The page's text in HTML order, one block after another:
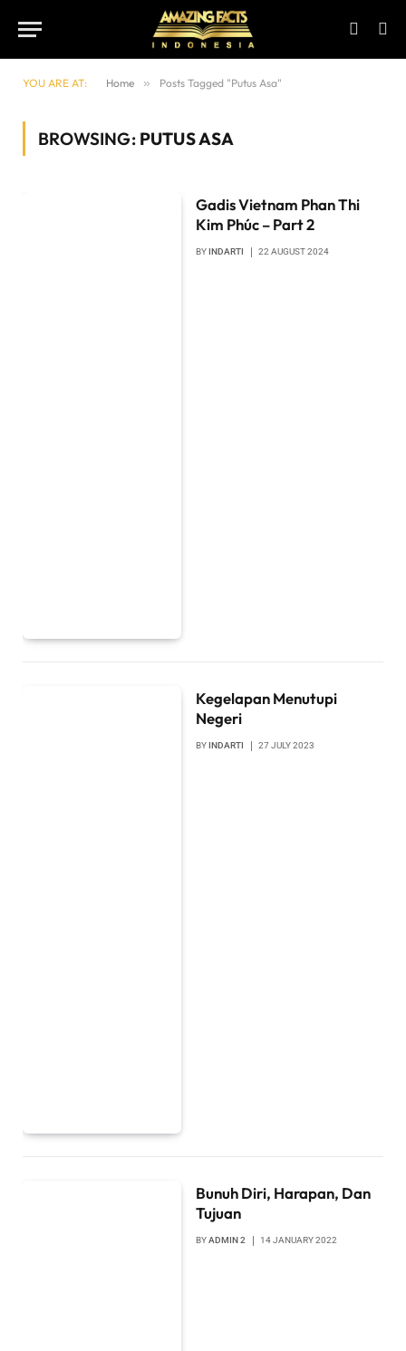
YOU ARE AT: Home » Posts Tagged "Putus Asa"
BROWSING: PUTUS ASA
Gadis Vietnam Phan Thi
Kim Phúc – Part 2
BYINDARTI 22 AUGUST 2024
Kegelapan Menutupi
Negeri
BYINDARTI 27 JULY 2023
Bunuh Diri, Harapan, Dan
Tujuan
BYADMIN 2 14 JANUARY 2022